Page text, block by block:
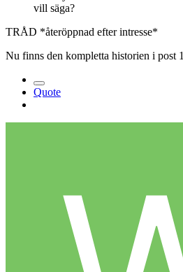
vill säga?
TRÅD *återöppnad efter intresse*
Nu finns den kompletta historien i post 1
Quote